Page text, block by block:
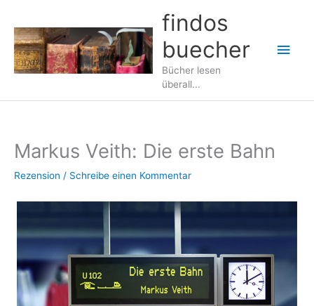
Inhalt
springen
findos
buecher
Bücher lesen
überall...
Markus Veith: Die erste Bahn
Rezension / Schreibe einen Kommentar